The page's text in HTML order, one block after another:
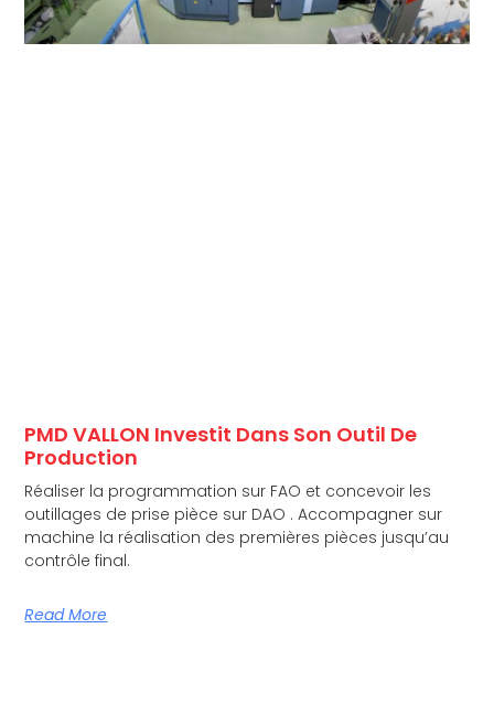
PMD VALLON Investit Dans Son Outil De
Production
Réaliser la programmation sur FAO et concevoir les
outillages de prise pièce sur DAO . Accompagner sur
machine la réalisation des premières pièces jusqu’au
contrôle final.
Read More